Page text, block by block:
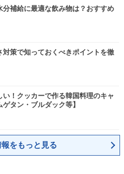
分補給に最適な飲み物は？おすすめ
対策で知っておくべきポイントを徹
い！クッカーで作る韓国料理のキャ
ゲタン・ブルダック等】
をもっと見る